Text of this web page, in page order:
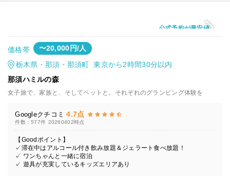
公式予約が最安値
価格帯 〜20,000円/人
栃木県・那須・那須町 東京から2時間30分以内
那須ハミルの森
女子旅で、家族と、そしてペットと。それぞれのグランピング体験を
Googleクチコミ 4.7点
件数：577件 20260402時点
【Goodポイント】
✓滞在中はアルコール付き飲み放題＆ジェラート食べ放題！
✓ ワンちゃんと一緒に宿泊
✓ 遊具が充実しているキッズエリアあり